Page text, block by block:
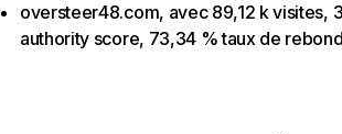
oversteer48.com, avec 89,12 k visites,
authority score, 73,34 % taux de